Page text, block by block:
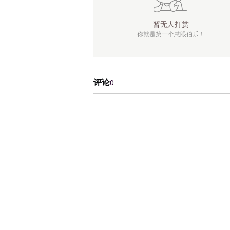
暂无人打赏
你就是第一个慧眼伯乐！
评论0